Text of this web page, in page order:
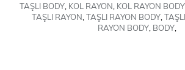
TAŞLI BODY, KOL RAYON KOL RAYON BODY,
TAŞLI RAYON TAŞLI RAYON BODY,
RAYON BODY, BODY,